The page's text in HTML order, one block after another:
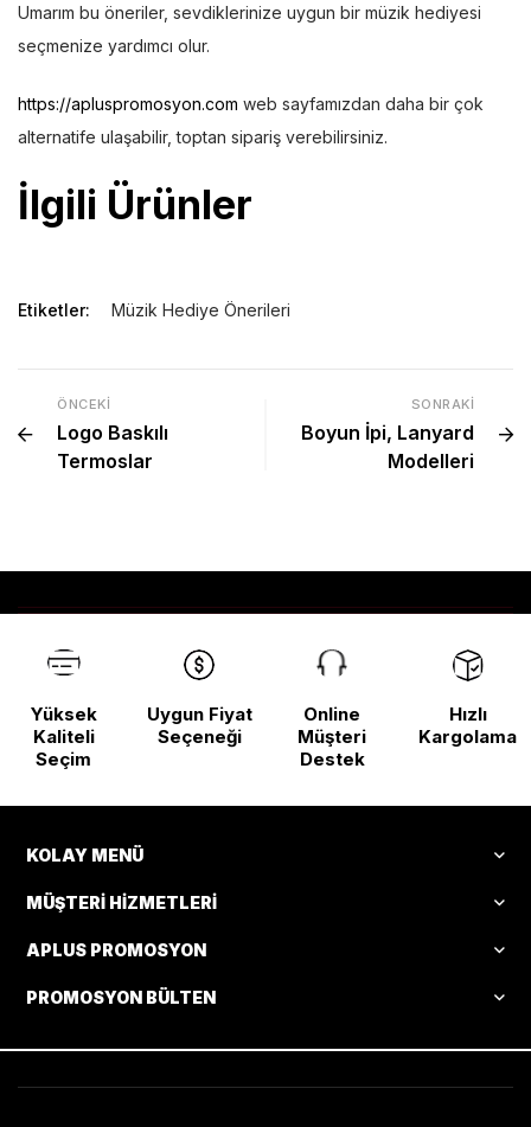
Umarım bu öneriler, sevdiklerinize uygun bir müzik hediyesi
seçmenize yardımcı olur.
https://apluspromosyon.com web sayfamızdan daha bir çok
alternatife ulaşabilir, toptan sipariş verebilirsiniz.
İlgili Ürünler
Etiketler: Müzik Hediye Önerileri
ÖNCEKI
Logo Baskılı
Termoslar
SONRAKI
Boyun İpi, Lanyard
Modelleri
Yüksek
Kaliteli
Seçim
Uygun Fiyat
Seçeneği
Online
Müşteri
Destek
Hızlı
Kargolama
KOLAY MENÜ
MÜŞTERI HIZMETLERI
APLUS PROMOSYON
PROMOSYON BÜLTEN